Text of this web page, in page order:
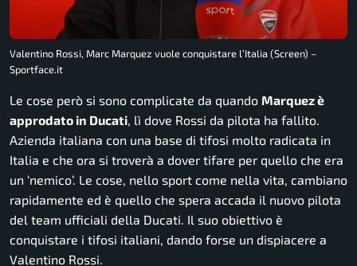
Valentino Rossi, Marc Marquez vuole conquistare l’Italia (Screen) –
Sportface.it
Le cose però si sono complicate da quando Marquez è
approdato in Ducati, lì dove Rossi da pilota ha fallito.
Azienda italiana con una base di tifosi molto radicata in
Italia e che ora si troverà a dover tifare per quello che era
un ‘nemico’. Le cose, nello sport come nella vita, cambiano
rapidamente ed è quello che spera accada il nuovo pilota
del team ufficiali della Ducati. Il suo obiettivo è
conquistare i tifosi italiani, dando forse un dispiacere a
Valentino Rossi.